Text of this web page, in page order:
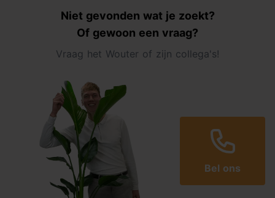
Niet gevonden wat je zoekt?
Of gewoon een vraag?
Vraag het Wouter of zijn collega's!
Bel ons